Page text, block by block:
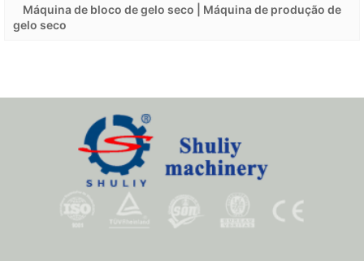
Máquina de bloco de gelo seco | Máquina de produção de
gelo seco